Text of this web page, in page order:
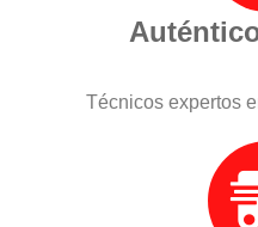
Técnicos expertos